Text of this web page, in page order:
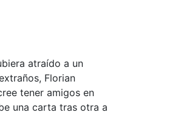
atraído a un
Florian
tener amigos en
una carta tras otra a